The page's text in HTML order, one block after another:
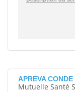
APREVA
Mutuelle Santé